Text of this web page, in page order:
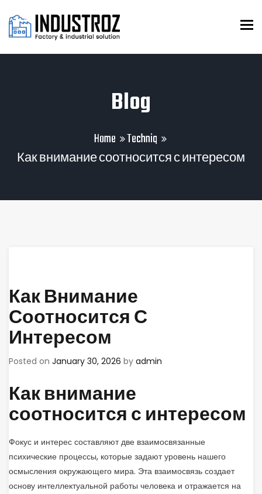
Blog
Home
Techniq
Как внимание соотносится с интересом
Как Внимание
Соотносится С
Интересом
Posted on January 30, 2026 by admin
Как внимание
соотносится с интересом
Фокус и интерес составляют две взаимосвязанные
психические процессы, которые задают уровень нашего
осмысления окружающего мира. Эта взаимосвязь создает
основу интеллектуальной работы человека и отражается на